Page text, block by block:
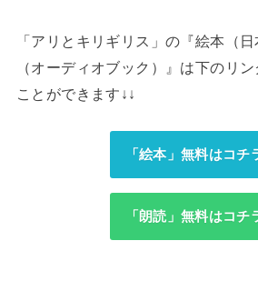
「アリとキリギリス」の『絵本（
（オーディオブック）』は下のリン
ことができます↓↓
「絵本」無料はコチ
「朗読」無料はコチ